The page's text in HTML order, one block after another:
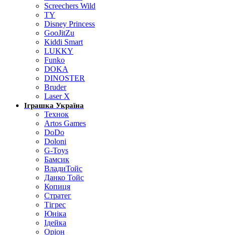
Screechers Wild
TY
Disney Princess
GooJitZu
Kiddi Smart
LUKKY
Funko
DOKA
DINOSTER
Bruder
Laser X
Іграшка Україна
Технок
Artos Games
DoDo
Doloni
G-Toys
Бамсик
ВладиТойс
Данко Тойс
Копиця
Стратег
Тігрес
Юніка
Ідейка
Оріон